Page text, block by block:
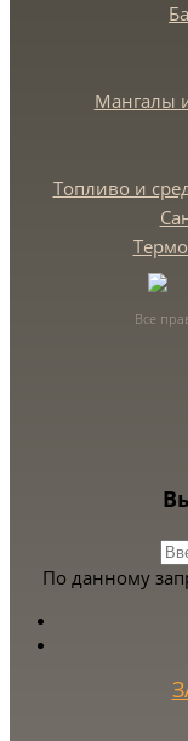
Мангалы
Топливо и
Все
По данному